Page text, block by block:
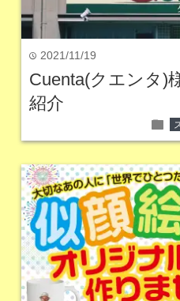
time 2021/11/19
Cuenta(クエンタ)
紹介
folder